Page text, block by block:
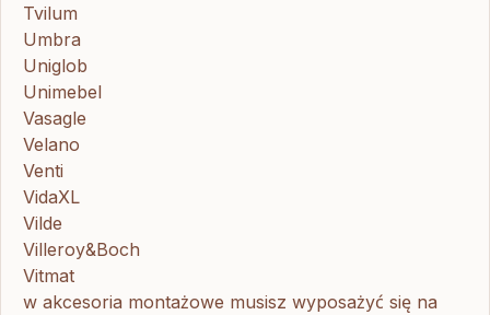
Tvilum
Umbra
Uniglob
Unimebel
Vasagle
Velano
Venti
VidaXL
Vilde
Villeroy&Boch
Vitmat
w akcesoria montażowe musisz wyposażyć się na